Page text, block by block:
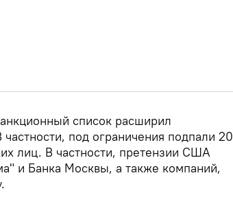
список расширил
под ограничения подпали 20
лиц. В частности, претензии США
и Банка Москвы, а также компаний,